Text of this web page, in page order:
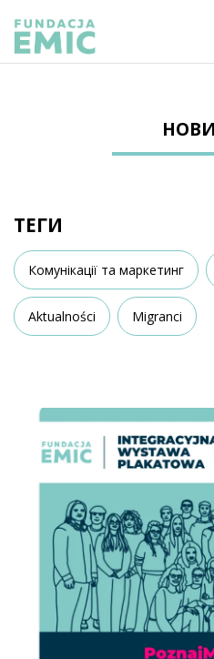
ТЕГИ
Комунікації та маркетинг
Aktualności Migranci